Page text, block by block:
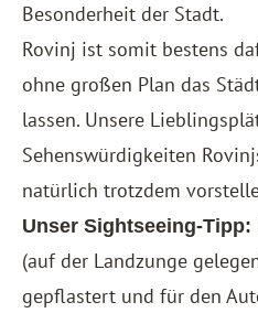
Besonderheit der Stadt.
Rovinj ist somit bestens
ohne großen Plan das
lassen. Unsere
Sehenswürdigkeiten
natürlich trotzdem
Unser Sightseeing-Tipp:
(auf der Landzunge
gepflastert und für den